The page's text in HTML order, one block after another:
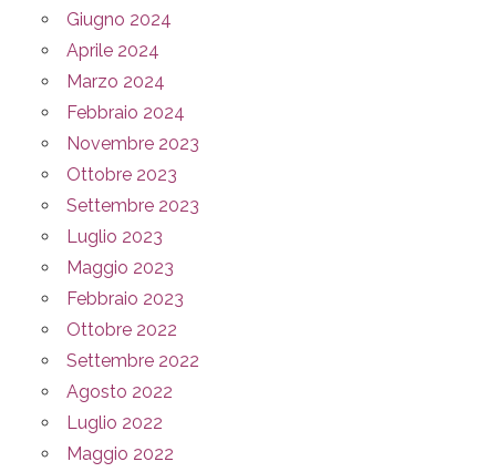
Giugno 2024
Aprile 2024
Marzo 2024
Febbraio 2024
Novembre 2023
Ottobre 2023
Settembre 2023
Luglio 2023
Maggio 2023
Febbraio 2023
Ottobre 2022
Settembre 2022
Agosto 2022
Luglio 2022
Maggio 2022